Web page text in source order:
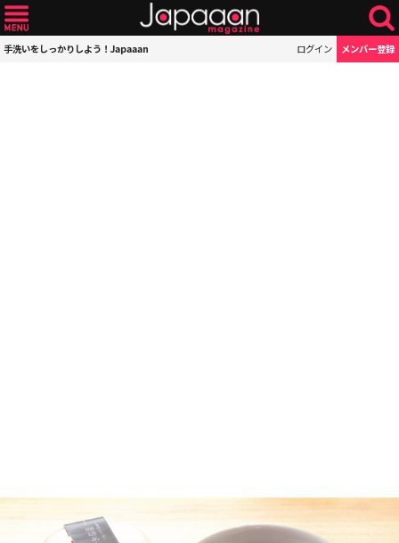
手洗いをしっかりしよう！Japaaan ログイン メンバー登録